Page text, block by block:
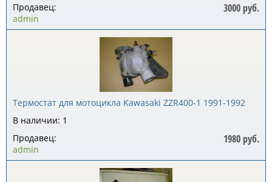
3000 руб.
Продавец:
admin
Термостат для мотоцикла Kawasaki ZZR400-1 1991-1992
В наличии: 1
1980 руб.
Продавец:
admin